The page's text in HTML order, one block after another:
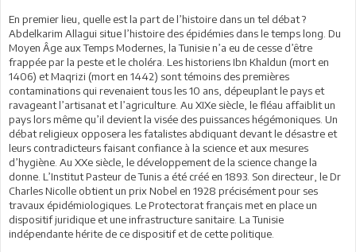
En premier lieu, quelle est la part de l’histoire dans un tel débat ?
Abdelkarim Allagui situe l’histoire des épidémies dans le temps long. Du
Moyen Âge aux Temps Modernes, la Tunisie n’a eu de cesse d’être
frappée par la peste et le choléra. Les historiens Ibn Khaldun (mort en
1406) et Maqrizi (mort en 1442) sont témoins des premières
contaminations qui revenaient tous les 10 ans, dépeuplant le pays et
ravageant l’artisanat et l’agriculture. Au XIXe siècle, le fléau affaiblit un
pays lors même qu’il devient la visée des puissances hégémoniques. Un
débat religieux opposera les fatalistes abdiquant devant le désastre et
leurs contradicteurs faisant confiance à la science et aux mesures
d’hygiène. Au XXe siècle, le développement de la science change la
donne. L’Institut Pasteur de Tunis a été créé en 1893. Son directeur, le Dr
Charles Nicolle obtient un prix Nobel en 1928 précisément pour ses
travaux épidémiologiques. Le Protectorat français met en place un
dispositif juridique et une infrastructure sanitaire. La Tunisie
indépendante hérite de ce dispositif et de cette politique.